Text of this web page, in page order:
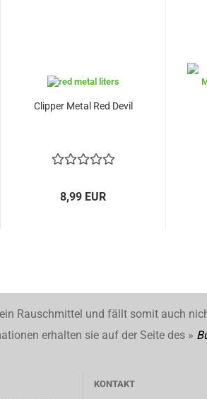
Clipper Metal Red Devil
8,99 EUR
Rauschmittel und fällt somit auch
erhalten sie auf der Seite des »
KONTAKT